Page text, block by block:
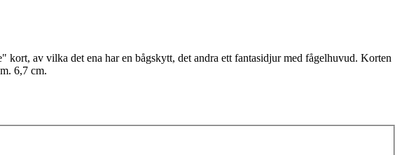
kort, av vilka det ena har en bågskytt, det andra ett fantasidjur med fågelhuvud. Korten
6,7 cm.